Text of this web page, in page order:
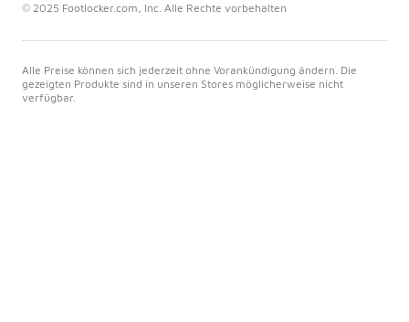
© 2025 Footlocker.com, Inc. Alle Rechte vorbehalten
Alle Preise können sich jederzeit ohne Vorankündigung ändern. Die
gezeigten Produkte sind in unseren Stores möglicherweise nicht
verfügbar.